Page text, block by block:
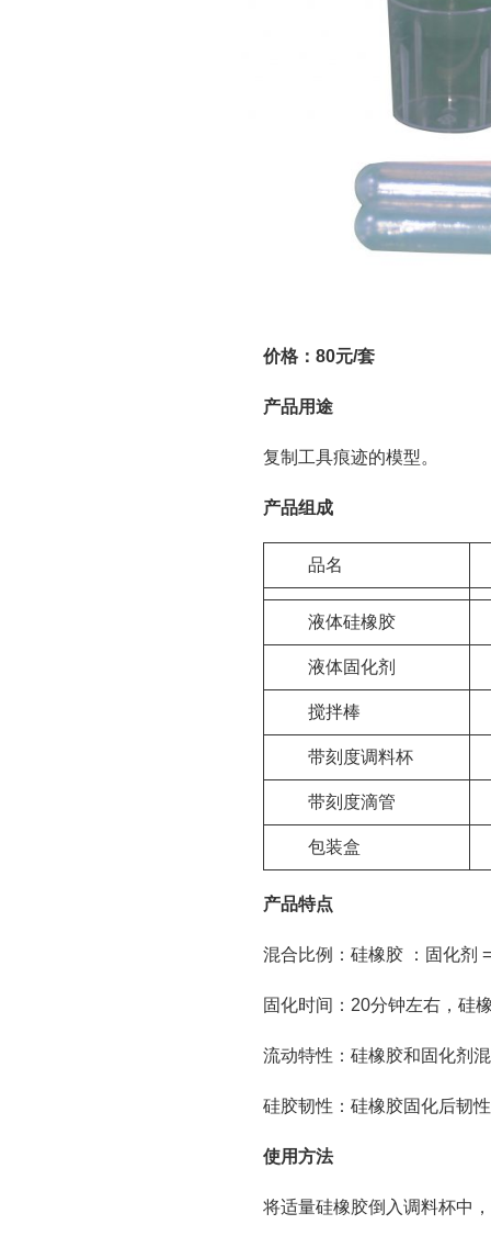
价格：80元/套
产品用途
复制工具痕迹的模型。
产品组成
品名
液体硅橡胶
液体固化剂
搅拌棒
带刻度调料杯
带刻度滴管
包装盒
产品特点
混合比例：硅橡胶 ：固化剂
固化时间：20分钟左右，硅
流动特性：硅橡胶和固化剂
硅胶韧性：硅橡胶固化后韧
使用方法
将适量硅橡胶倒入调料杯中